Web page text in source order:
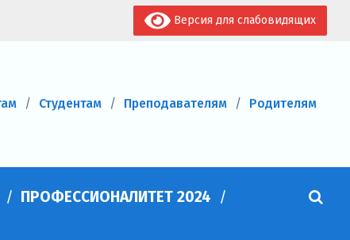
Версия для слабовидящих
Студентам Преподавателям Родителям
ПРОФЕССИОНАЛИТЕТ 2024